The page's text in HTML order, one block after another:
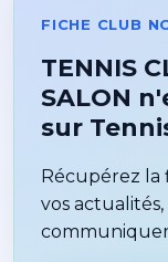
FICHE CLUB
TENNIS
SALON
sur
Récupérez
vos